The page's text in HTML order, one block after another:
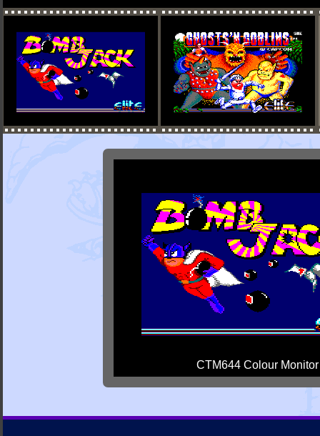
CTM644 Colour Monitor